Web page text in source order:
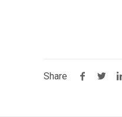
Share